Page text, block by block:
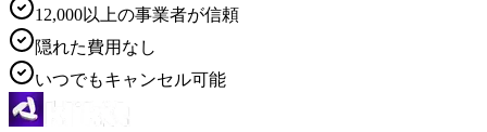
12,000以上の事業者が信頼
隠れた費用なし
いつでもキャンセル可能